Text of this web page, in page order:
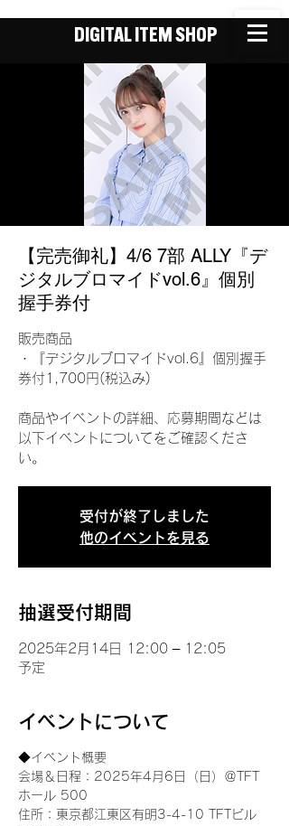
DIGITAL ITEM SHOP
【完売御礼】4/6 7部 ALLY『デ
ジタルブロマイドvol.6』個別
握手券付
販売商品
・『デジタルブロマイドvol.6』個別握手
券付1,700円(税込み)
商品やイベントの詳細、応募期間などは
以下イベントについてをご確認くださ
い。
受付が終了しました
他のイベントを見る
抽選受付期間
2025年2月14日 12:00 – 12:05
予定
イベントについて
◆イベント概要
会場＆日程：2025年4月6日（日）＠TFT
ホール 500
住所：東京都江東区有明3-4-10 TFTビル